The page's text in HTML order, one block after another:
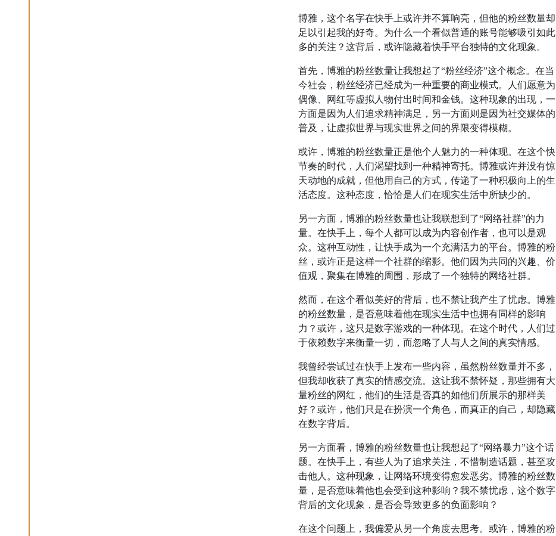
博雅，这个名字在快手上或许并不算响亮，但他的粉丝数量却
足以引起我的好奇。为什么一个看似普通的账号能够吸引如此
多的关注？这背后，或许隐藏着快手平台独特的文化现象。
首先，博雅的粉丝数量让我想起了“粉丝经济”这个概念。在当
今社会，粉丝经济已经成为一种重要的商业模式。人们愿意为
偶像、网红等虚拟人物付出时间和金钱。这种现象的出现，一
方面是因为人们追求精神满足，另一方面则是因为社交媒体的
普及，让虚拟世界与现实世界之间的界限变得模糊。
或许，博雅的粉丝数量正是他个人魅力的一种体现。在这个快
节奏的时代，人们渴望找到一种精神寄托。博雅或许并没有惊
天动地的成就，但他用自己的方式，传递了一种积极向上的生
活态度。这种态度，恰恰是人们在现实生活中所缺少的。
另一方面，博雅的粉丝数量也让我联想到了“网络社群”的力
量。在快手上，每个人都可以成为内容创作者，也可以是观
众。这种互动性，让快手成为一个充满活力的平台。博雅的粉
丝，或许正是这样一个社群的缩影。他们因为共同的兴趣、价
值观，聚集在博雅的周围，形成了一个独特的网络社群。
然而，在这个看似美好的背后，也不禁让我产生了忧虑。博雅
的粉丝数量，是否意味着他在现实生活中也拥有同样的影响
力？或许，这只是数字游戏的一种体现。在这个时代，人们过
于依赖数字来衡量一切，而忽略了人与人之间的真实情感。
我曾经尝试过在快手上发布一些内容，虽然粉丝数量并不多，
但我却收获了真实的情感交流。这让我不禁怀疑，那些拥有大
量粉丝的网红，他们的生活是否真的如他们所展示的那样美
好？或许，他们只是在扮演一个角色，而真正的自己，却隐藏
在数字背后。
另一方面看，博雅的粉丝数量也让我想起了“网络暴力”这个话
题。在快手上，有些人为了追求关注，不惜制造话题，甚至攻
击他人。这种现象，让网络环境变得愈发恶劣。博雅的粉丝数
量，是否意味着他也会受到这种影响？我不禁忧虑，这个数字
背后的文化现象，是否会导致更多的负面影响？
在这个问题上，我偏爱从另一个角度去思考。或许，博雅的粉